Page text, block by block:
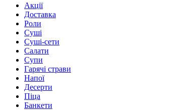
Акції
Доставка
Роли
Суші
Суші-сети
Салати
Супи
Гарячі страви
Напої
Десерти
Пiца
Банкети